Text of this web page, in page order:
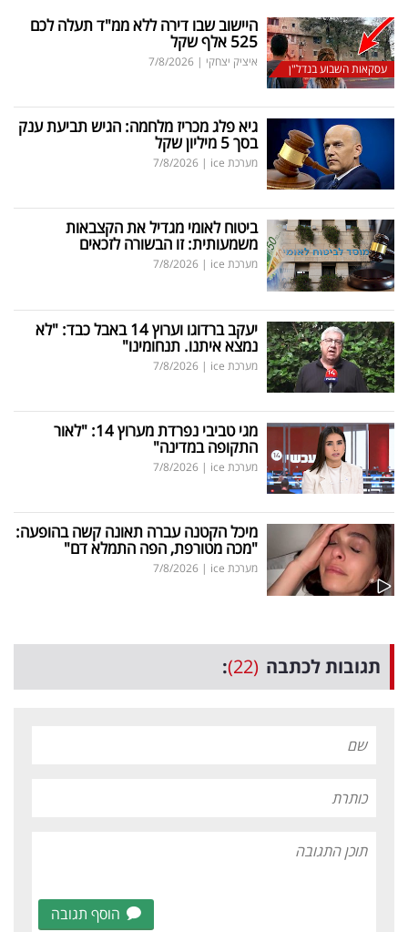
עסקאות השבוע בנדל"ן
היישוב שבו דירה ללא ממ"ד תעלה לכם
525 אלף שקל
איציק יצחקי |
7/8/2026
גיא פלג מכריז מלחמה: הגיש תביעת ענק
בסך 5 מיליון שקל
מערכת ice |
7/8/2026
ביטוח לאומי מגדיל את הקצבאות
משמעותית: זו הבשורה לזכאים
מערכת ice |
7/8/2026
יעקב ברדוגו וערוץ 14 באבל כבד: "לא
נמצא איתנו. תנחומינו"
מערכת ice |
7/8/2026
מגי טביבי נפרדת מערוץ 14: "לאור
התקופה במדינה"
מערכת ice |
7/8/2026
מיכל הקטנה עברה תאונה קשה בהופעה:
"מכה מטורפת, הפה התמלא דם"
מערכת ice |
7/8/2026
תגובות לכתבה (22)
:
הוסף תגובה